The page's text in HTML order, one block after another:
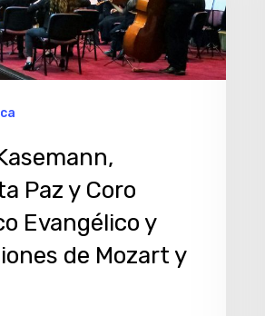
or ESC to close
Paz y Coro
Evangélico y
de Mozart y